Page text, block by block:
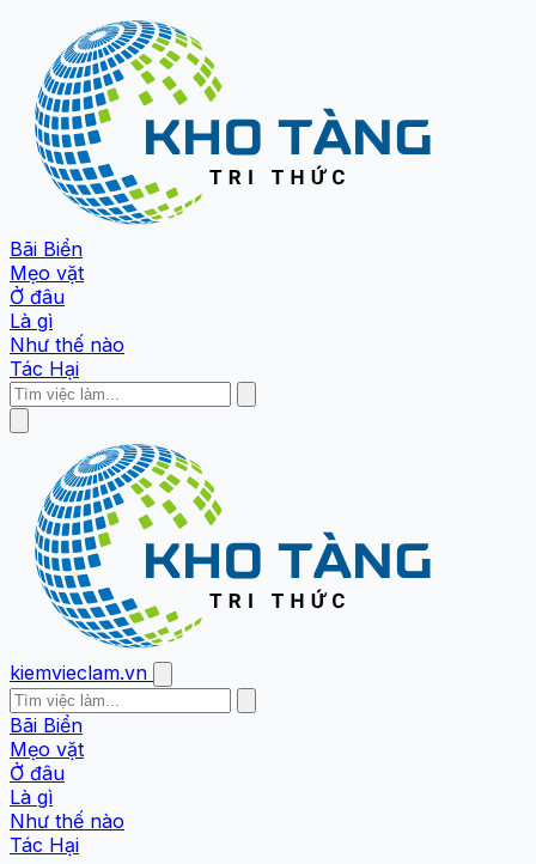
Bãi Biển
Mẹo vặt
Ở đâu
Là gì
Như thế nào
Tác Hại
kiemvieclam.vn
Bãi Biển
Mẹo vặt
Ở đâu
Là gì
Như thế nào
Tác Hại